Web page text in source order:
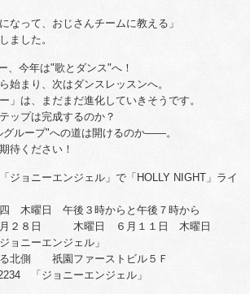
なって、おじさんチームに教える」
ました。
、今年は"歌とダンス"へ！
始まり、次はダンスレッスンへ。
」は、まだまだ進化していきそうです。
ップは完成するのか？
グループ"への道は開けるのか――。
待ください！
ジョニーエンジェル」で「HOLLY NIGHT」ライ
木曜日 午後３時からと午後７時から
２８日 木曜日 ６月１１日 木曜日
ニーエンジェル」
側 祇園ファーストビル５Ｆ
「ジョニーエンジェル」